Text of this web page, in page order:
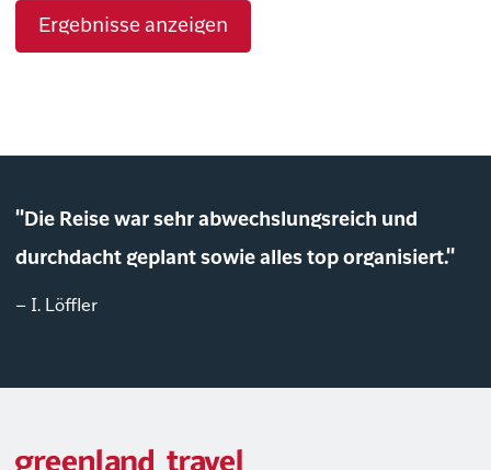
Ergebnisse anzeigen
"Die Reise war sehr abwechslungsreich und
durchdacht geplant sowie alles top organisiert."
– I. Löffler